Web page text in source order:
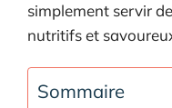
simplement servir
nutritifs et
Sommaire